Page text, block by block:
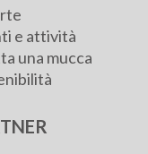
e attività
una mucca